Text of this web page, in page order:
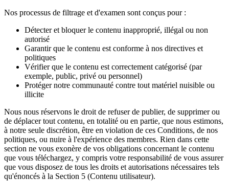
Nos processus de filtrage et d'examen sont conçus pour :
Détecter et bloquer le contenu inapproprié, illégal ou non
autorisé
Garantir que le contenu est conforme à nos directives et
politiques
Vérifier que le contenu est correctement catégorisé (par
exemple, public, privé ou personnel)
Protéger notre communauté contre tout matériel nuisible ou
illicite
Nous nous réservons le droit de refuser de publier, de supprimer ou
de déplacer tout contenu, en totalité ou en partie, que nous estimons,
à notre seule discrétion, être en violation de ces Conditions, de nos
politiques, ou nuire à l'expérience des membres. Rien dans cette
section ne vous exonère de vos obligations concernant le contenu
que vous téléchargez, y compris votre responsabilité de vous assurer
que vous disposez de tous les droits et autorisations nécessaires tels
qu'énoncés à la Section 5 (Contenu utilisateur).